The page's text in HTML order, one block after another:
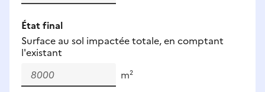
État final
Surface au sol impactée totale, en comptant
l'existant
m²